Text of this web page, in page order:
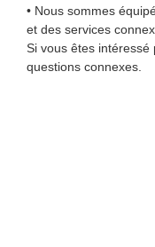
• Nous sommes
et des services
Si vous êtes
questions connexes.